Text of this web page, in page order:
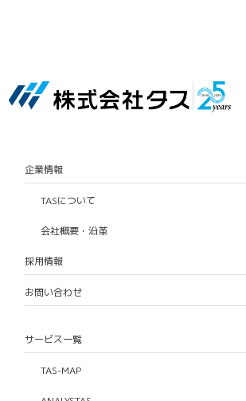
企業情報
TASについて
会社概要・沿革
採用情報
お問い合わせ
サービス一覧
TAS-MAP